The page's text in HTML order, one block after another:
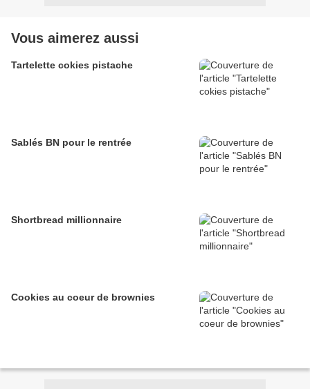
Vous aimerez aussi
Tartelette cokies pistache
Sablés BN pour le rentrée
Shortbread millionnaire
Cookies au coeur de brownies